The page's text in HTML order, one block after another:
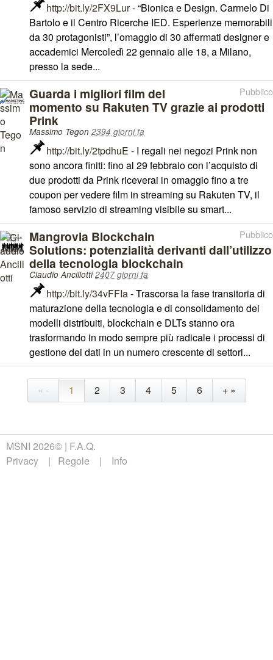
http://bit.ly/2FX9Lur- “Bionica e Design. Carmelo Di
Bartolo e il Centro Ricerche IED. Esperienze memorabili
da 30 protagonisti”, l’omaggio di 30 affermati designer e
accademici Mercoledì 22 gennaio alle 18, a Milano,
presso la sede...
Pubblico
Guarda i migliori film del
momento su Rakuten TV grazie ai prodotti
Prink
Massimo Tegon 2394 giorni fa
http://bit.ly/2tpdhuE - I regali nei negozi Prink non
sono ancora finiti: fino al 29 febbraio con l’acquisto di
due prodotti da Prink riceverai in omaggio fino a tre
coupon per vedere film in streaming su Rakuten TV, il
famoso servizio di streaming visibile su smart...
Pubblico
Mangrovia Blockchain
Solutions: potenzialità derivanti dall’utilizzo
della tecnologia blockchain
Claudio Ancillotti 2407 giorni fa
http://bit.ly/34vFFIa- Trascorsa la fase transitoria di
maturazione della tecnologia e di consolidamento dei
modelli distribuiti, blockchain e DLTs stanno ora
trasformando in modo sempre più radicale i processi di
gestione dei dati in un numero crescente di settori...
« - 1 2 3 4 5 6 + »
MSNI 2026© F.A.Q.
Privacy
Regole Info